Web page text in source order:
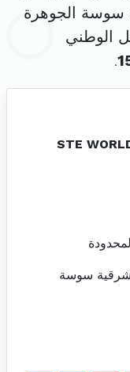
سوسة الجوهرة
الوطني
.
STE
سوسة